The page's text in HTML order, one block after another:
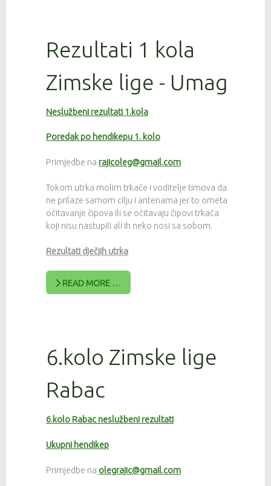
Rezultati 1 kola
Zimske lige - Umag
Neslužbeni rezultati 1.kola
Poredak po hendikepu 1. kolo
Primjedbe na rajicoleg@gmail.com
Tokom utrka molim trkače i voditelje timova da
ne prilaze samom cilju i antenama jer to ometa
očitavanje čipova ili se očitavaju čipovi trkača
koji nisu nastupili ali ih neko nosi sa sobom.
Rezultati dječjih utrka
READ MORE …
6.kolo Zimske lige
Rabac
6.kolo Rabac neslužbeni rezultati
Ukupni hendikep
Primjedbe na olegrajic@gmail.com